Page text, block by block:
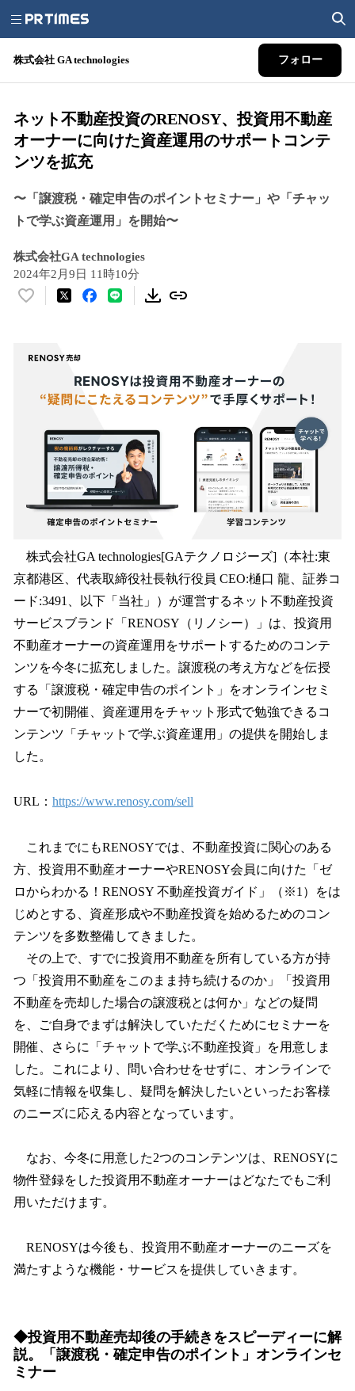
株式会社 GA technologies フォロー
ネット不動産投資のRENOSY、投資用不動産
オーナーに向けた資産運用のサポートコンテ
ンツを拡充
〜「譲渡税・確定申告のポイントセミナー」や「チャッ
トで学ぶ資産運用」を開始〜
株式会社GA technologies
2024年2月9日 11時10分
い
！
す
株式会社GA technologies[GAテクノロジーズ]（本社:東
京都港区、代表取締役社⻑執行役員 CEO:樋口 龍、証券コ
ード:3491、以下「当社」）が運営するネット不動産投資
サービスブランド「RENOSY（リノシー）」は、投資用
不動産オーナーの資産運用をサポートするためのコンテ
ンツを今冬に拡充しました。譲渡税の考え方などを伝授
する「譲渡税・確定申告のポイント」をオンラインセミ
ナーで初開催、資産運用をチャット形式で勉強できるコ
ンテンツ「チャットで学ぶ資産運用」の提供を開始しま
した。
URL： https://www.renosy.com/sell
これまでにもRENOSYでは、不動産投資に関心のある
方、投資用不動産オーナーやRENOSY会員に向けた「ゼ
ロからわかる！RENOSY 不動産投資ガイド」（※1）をは
じめとする、資産形成や不動産投資を始めるためのコン
テンツを多数整備してきました。
その上で、すでに投資用不動産を所有している方が持
つ「投資用不動産をこのまま持ち続けるのか」「投資用
不動産を売却した場合の譲渡税とは何か」などの疑問
を、ご自身でまずは解決していただくためにセミナーを
開催、さらに「チャットで学ぶ不動産投資」を用意しま
した。これにより、問い合わせをせずに、オンラインで
気軽に情報を収集し、疑問を解決したいといったお客様
のニーズに応える内容となっています。
なお、今冬に用意した2つのコンテンツは、RENOSYに
物件登録をした投資用不動産オーナーはどなたでもご利
用いただけます。
RENOSYは今後も、投資用不動産オーナーのニーズを
満たすような機能・サービスを提供していきます。
◆投資用不動産売却後の手続きをスピーディーに解
説。「譲渡税・確定申告のポイント」オンラインセ
ミナー